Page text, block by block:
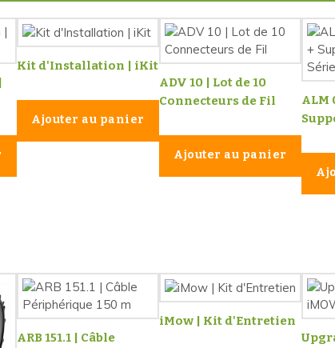
Kit d'Installation | iKit
Ajouter au panier
ADV 10 | Lot de 10
Connecteurs de Fil
Ajouter au panier
ALM
ARB 151.1 | Câble
iMow | Kit d'Entretien